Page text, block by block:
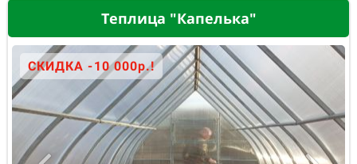
Теплица "Капелька"
СКИДКА -10 000р.!